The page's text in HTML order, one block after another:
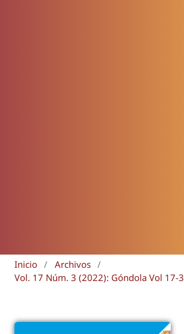
Inicio / Archivos /
Vol. 17 Núm. 3 (2022): Góndola Vol 17-3